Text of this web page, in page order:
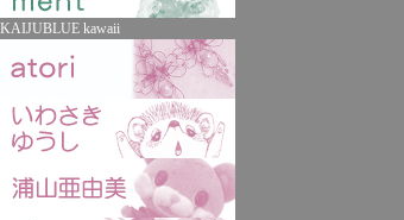
KAIJUBLUE kawaii